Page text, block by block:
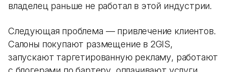
владелец раньше не работал в этой индустрии.
Следующая проблема — привлечение клиентов.
Салоны покупают размещение в 2GIS,
запускают таргетированную рекламу, работают